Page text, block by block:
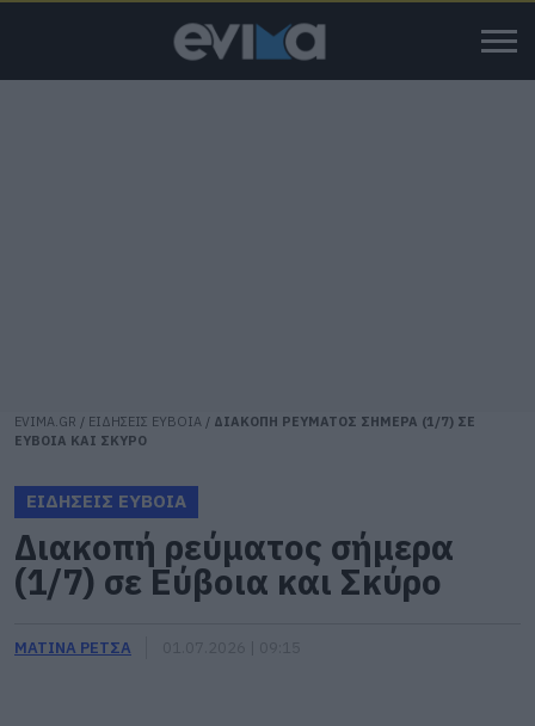
EVIMA.GR / ΕΙΔΗΣΕΙΣ ΕΥΒΟΙΑ / ΔΙΑΚΟΠΗ ΡΕΥΜΑΤΟΣ ΣΗΜΕΡΑ (1/7) ΣΕ
ΕΥΒΟΙΑ ΚΑΙ ΣΚΥΡΟ
ΕΙΔΗΣΕΙΣ ΕΥΒΟΙΑ
Διακοπή ρεύματος σήμερα
(1/7) σε Εύβοια και Σκύρο
ΜΑΤΙΝΑ ΡΕΤΣΑ